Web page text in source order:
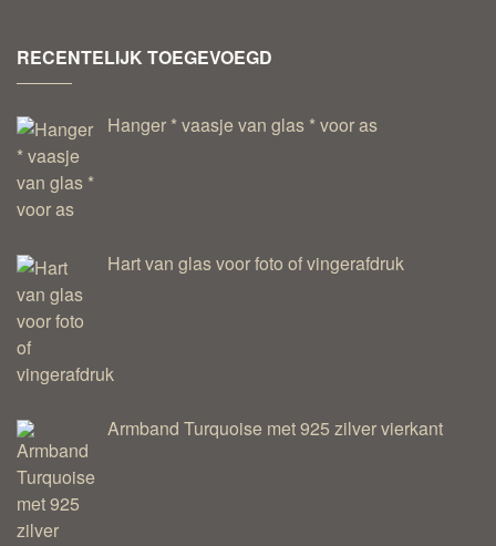
RECENTELIJK TOEGEVOEGD
Hanger * vaasje van glas * voor as
Hart van glas voor foto of vingerafdruk
Armband Turquoise met 925 zilver vierkant